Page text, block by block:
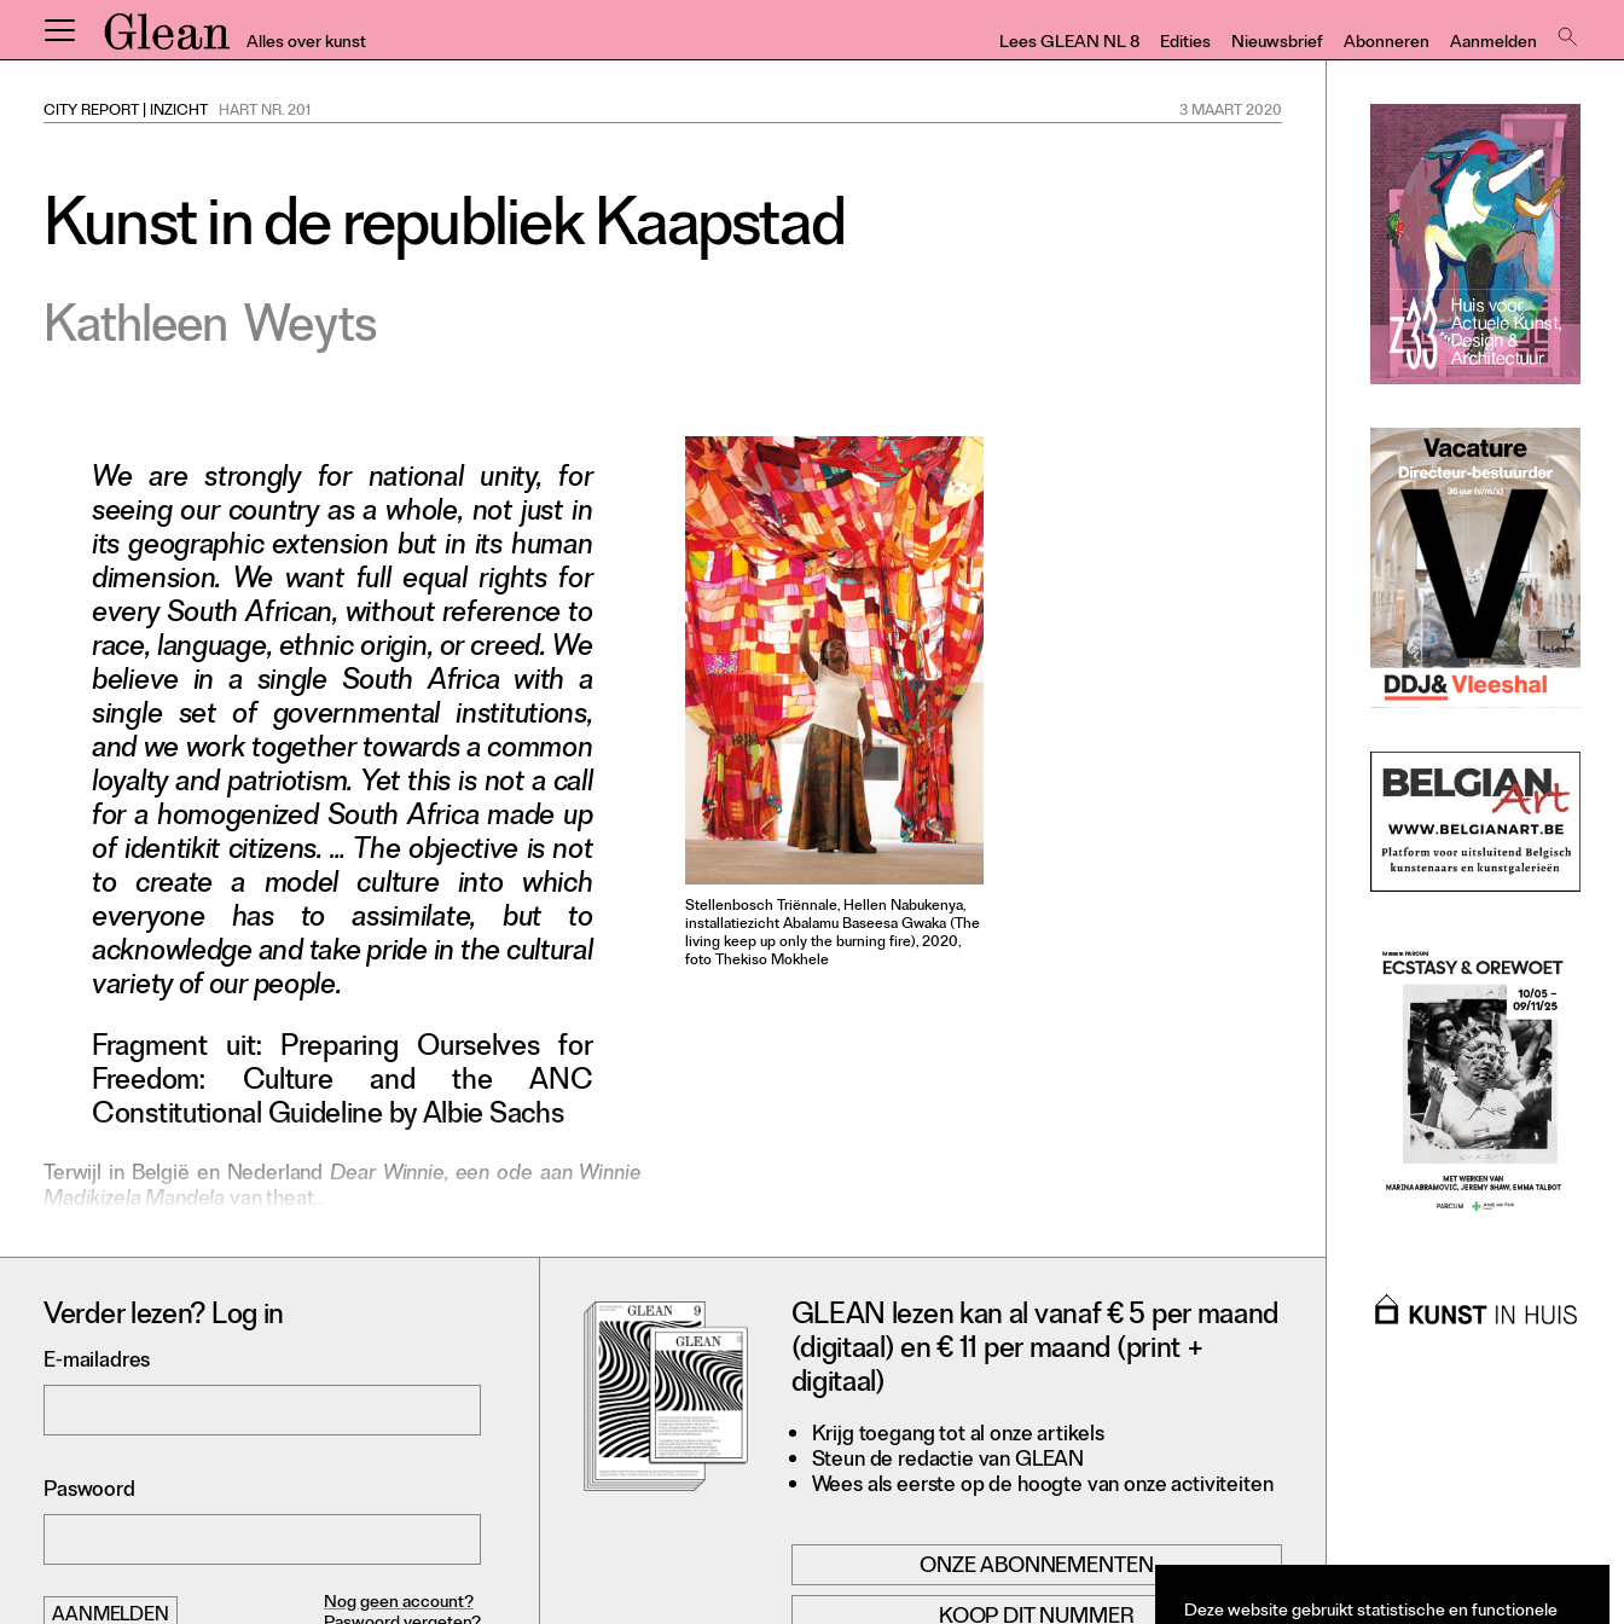
Alles over kunst Lees GLEAN NL 8 Edities Nieuwsbrief Abonneren Aanmelden
Home
Expo
Interviews
Events
Aanmelden
Abonneren
Adverteren
Nieuwsbrief
Over GLEAN
Contact
Waar is GLEAN te koop
Privacy
Instagram
Facebook
CITY REPORT|INZICHT HART NR. 201 3 MAART 2020
Kunst in de republiek Kaapstad
Kathleen Weyts
We are strongly for national unity, for
seeing our country as a whole, not just in
its geographic extension but in its human
dimension. We want full equal rights for
every South African, without reference to
race, language, ethnic origin, or creed. We
believe in a single South Africa with a
single set of governmental institutions,
and we work together towards a common
loyalty and patriotism. Yet this is not a call
for a homogenized South Africa made up
of identikit citizens. … The objective is not
to create a model culture into which
everyone has to assimilate, but to
acknowledge and take pride in the cultural
variety of our people.
Fragment uit: Preparing Ourselves for
Freedom: Culture and the ANC
Constitutional Guideline by Albie Sachs
Terwijl in België en Nederland Dear Winnie, een ode aan Winnie
Madikizela Mandelavan theat…
Stellenbosch Triënnale, Hellen Nabukenya,
installatiezicht Abalamu Baseesa Gwaka (The
living keep up only the burning fire), 2020,
foto Thekiso Mokhele
Verder lezen? Log in
E-mailadres
Paswoord
Nog geen account?
GLEAN lezen kan al vanaf € 5 per maand
(digitaal) en € 11 per maand (print +
digitaal)
Krijg toegang tot al onze artikels
Steun de redactie van GLEAN
Wees als eerste op de hoogte van onze activiteiten
ONZE ABONNEMENTEN
Deze website gebruikt statistische en functionele